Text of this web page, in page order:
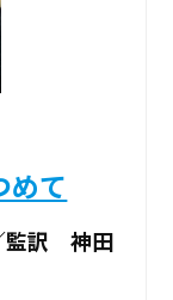
めて
監訳 神田